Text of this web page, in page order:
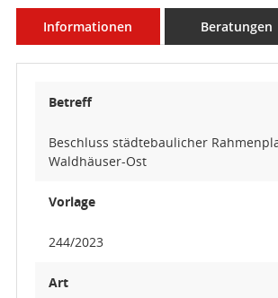
Informationen Beratungen
Betreff
Beschluss städtebaulicher
Waldhäuser-Ost
Vorlage
244/2023
Art